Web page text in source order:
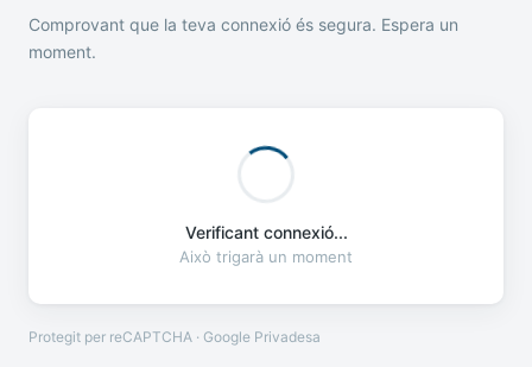
Comprovant que la teva connexió és segura. Espera un
moment.
Verificant connexió...
Això trigarà un moment
Protegit per reCAPTCHA · Google Privadesa